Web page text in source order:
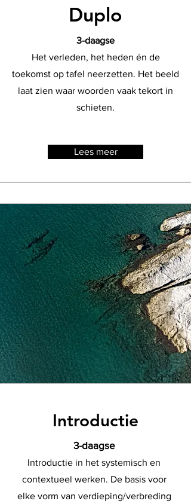
Duplo
3-daagse
Het verleden, het heden én de
toekomst op tafel neerzetten. Het beeld
laat zien waar woorden vaak tekort in
schieten.
Lees meer
Introductie
3-daagse
Introductie in het systemisch en
contextueel werken. De basis voor
elke vorm van verdieping/verbreding